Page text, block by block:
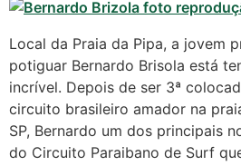
Local da Praia da Pipa, a jovem
potiguar Bernardo Brisola está
incrível. Depois de ser 3ª
circuito brasileiro amador na
SP, Bernardo um dos principais
do Circuito Paraibano de Surf